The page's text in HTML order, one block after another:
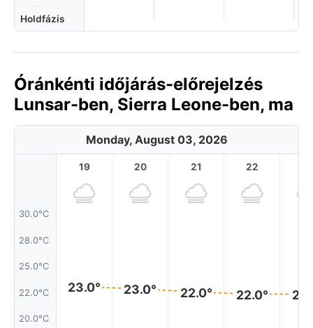
Holdfázis
Óránkénti időjárás-előrejelzés
Lunsar-ben, Sierra Leone-ben, ma
Monday, August 03, 2026
30.0°C
28.0°C
25.0°C
22.0°C
20.0°C
19
23.0°
20
23.0°
21
22.0°
22
22.0°